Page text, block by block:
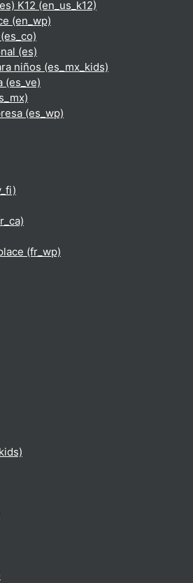
K12 ‎(en_us_k12)‎
‎(en_wp)‎
‎(es)‎
niños ‎(es_mx_kids)‎
‎(es_ve)‎
‎(es_wp)‎
‎(fr_wp)‎